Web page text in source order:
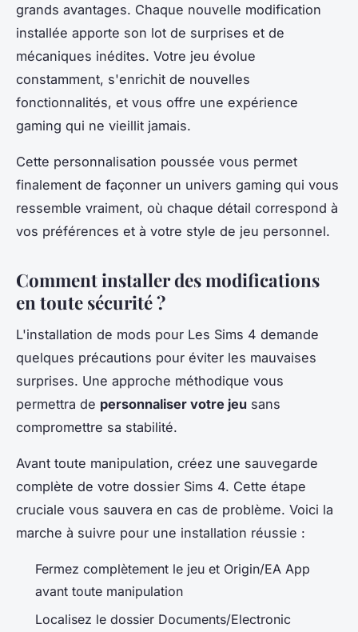
grands avantages. Chaque nouvelle modification
installée apporte son lot de surprises et de
mécaniques inédites. Votre jeu évolue
constamment, s'enrichit de nouvelles
fonctionnalités, et vous offre une expérience
gaming qui ne vieillit jamais.
Cette personnalisation poussée vous permet
finalement de façonner un univers gaming qui vous
ressemble vraiment, où chaque détail correspond à
vos préférences et à votre style de jeu personnel.
Comment installer des modifications
en toute sécurité ?
L'installation de mods pour Les Sims 4 demande
quelques précautions pour éviter les mauvaises
surprises. Une approche méthodique vous
permettra de personnaliser votre jeu sans
compromettre sa stabilité.
Avant toute manipulation, créez une sauvegarde
complète de votre dossier Sims 4. Cette étape
cruciale vous sauvera en cas de problème. Voici la
marche à suivre pour une installation réussie :
Fermez complètement le jeu et Origin/EA App
avant toute manipulation
Localisez le dossier Documents/Electronic